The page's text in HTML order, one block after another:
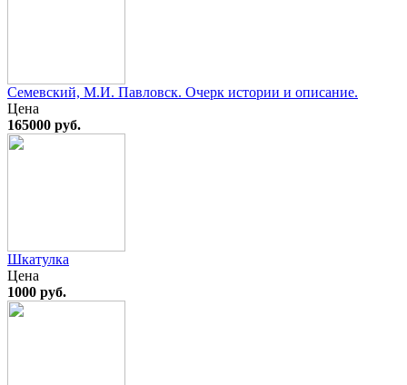
Семевский, М.И. Павловск. Очерк истории и описание.
Цена
165000 руб.
Шкатулка
Цена
1000 руб.